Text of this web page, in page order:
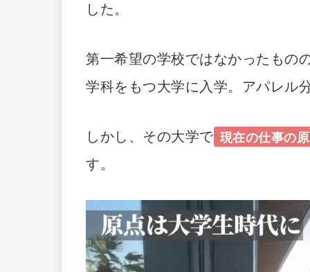
した。
第一希望の学校ではなかったもの
学科をもつ大学に入学。アパレル
しかし、その大学で 現在の仕事の
す。